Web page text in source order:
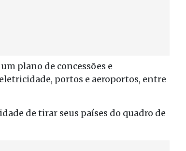
plano de concessões e
portos e aeroportos, entre
de tirar seus países do quadro de